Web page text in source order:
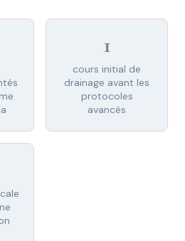
1
cours initial de
drainage avant les
protocoles
avancés